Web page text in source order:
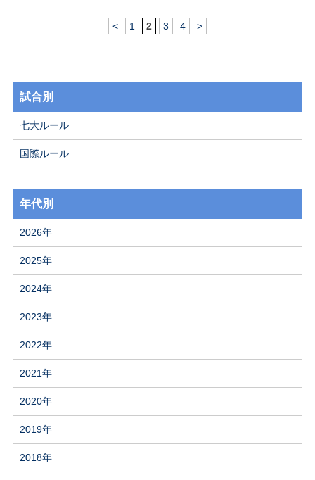
< 1 2 3 4 >
試合別
七大ルール
国際ルール
年代別
2026年
2025年
2024年
2023年
2022年
2021年
2020年
2019年
2018年